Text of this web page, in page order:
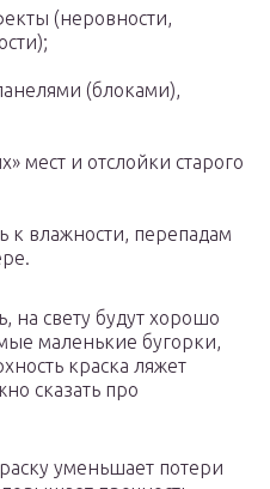
(неровности,
(блоками),
мест и отслойки старого
к влажности, перепадам
на свету будут хорошо
маленькие бугорки,
краска ляжет
сказать про
уменьшает потери